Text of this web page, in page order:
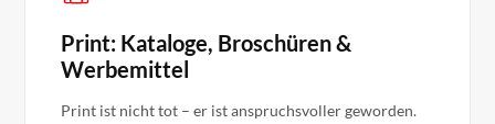
Print: Kataloge, Broschüren &
Werbemittel
Print ist nicht tot – er ist anspruchsvoller geworden.